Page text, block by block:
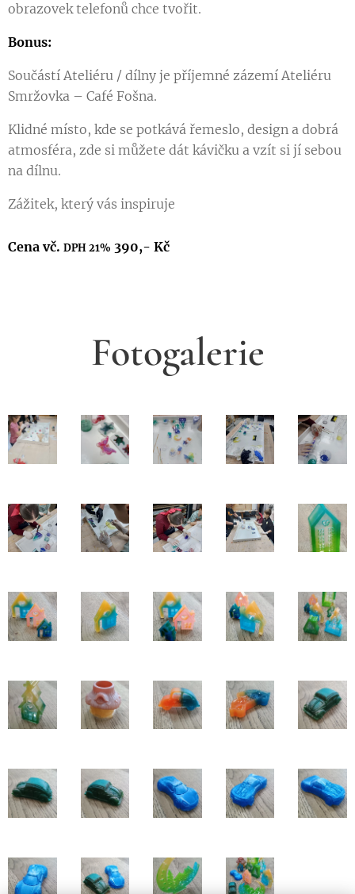
obrazovek telefonů chce tvořit.
Bonus:
Součástí Ateliéru / dílny je příjemné zázemí Ateliéru
Smržovka – Café Fošna.
Klidné místo, kde se potkává řemeslo, design a dobrá
atmosféra, zde si můžete dát kávičku a vzít si jí sebou
na dílnu.
Zážitek, který vás inspiruje
Cena vč. DPH 21% 390,- Kč
Fotogalerie